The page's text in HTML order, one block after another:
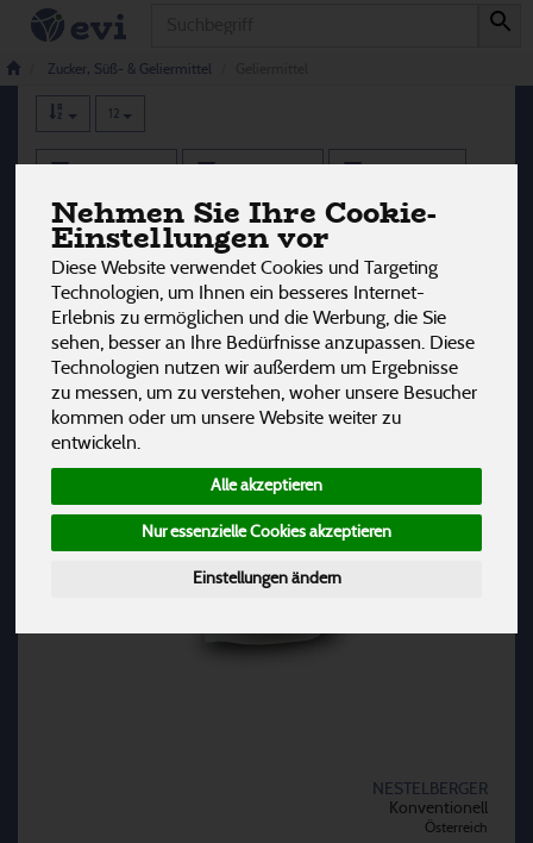
Nehmen Sie Ihre Cookie-
Einstellungen vor
Diese Website verwendet Cookies und Targeting
Technologien, um Ihnen ein besseres Internet-
Erlebnis zu ermöglichen und die Werbung, die Sie
sehen, besser an Ihre Bedürfnisse anzupassen. Diese
Technologien nutzen wir außerdem um Ergebnisse
zu messen, um zu verstehen, woher unsere Besucher
kommen oder um unsere Website weiter zu
entwickeln.
Alle akzeptieren
Nur essenzielle Cookies akzeptieren
Einstellungen ändern
Zucker, Süß- & Geliermittel
Geliermittel
12
NESTELBERGER
Konventionell
Österreich